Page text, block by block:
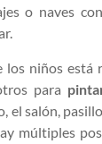
o naves
los niños está
para
el salón,
múltiples